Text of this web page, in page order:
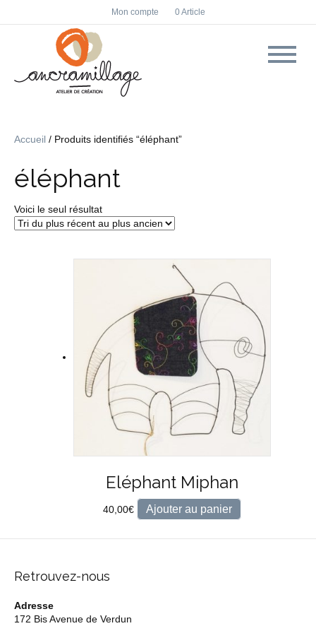
F
a
c
I
n
s
Mon compte 0 Article
Accueil / Produits identifiés “éléphant”
éléphant
Voici le seul résultat
Eléphant Miphan
40,00€ Ajouter au panier
Retrouvez-nous
Adresse
172 Bis Avenue de Verdun